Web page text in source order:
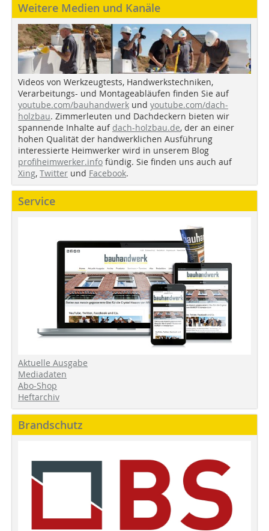
Weitere Medien und Kanäle
Videos von Werkzeugtests, Handwerkstechniken,
Verarbeitungs- und Montageabläufen finden Sie auf
youtube.com/bauhandwerk und youtube.com/dach-
holzbau. Zimmerleuten und Dachdeckern bieten wir
spannende Inhalte auf dach-holzbau.de, der an einer
hohen Qualität der handwerklichen Ausführung
interessierte Heimwerker wird in unserem Blog
profiheimwerker.info fündig. Sie finden uns auch auf
Xing, Twitter und Facebook.
Service
Aktuelle Ausgabe
Mediadaten
Abo-Shop
Heftarchiv
Brandschutz